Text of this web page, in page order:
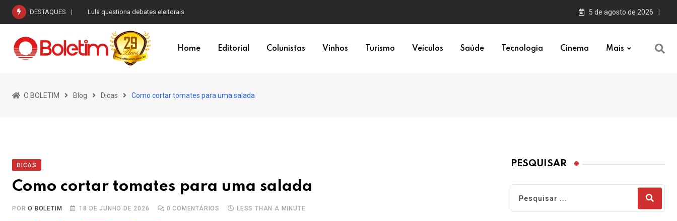
Skip
content
DESTAQUES Governo tenta votar pelo menos o fim da escala 6×1 5 de agosto de 2026
Home Editorial Colunistas Vinhos Turismo Veículos Saúde Tecnologia Cinema Mais
O BOLETIM Blog Dicas Como cortar tomates para uma salada
DICAS
Como cortar tomates para uma salada
PORO BOLETIM 18 DE JUNHO DE 2026 0 COMENTÁRIOS LESS THAN A MINUTE
PESQUISAR